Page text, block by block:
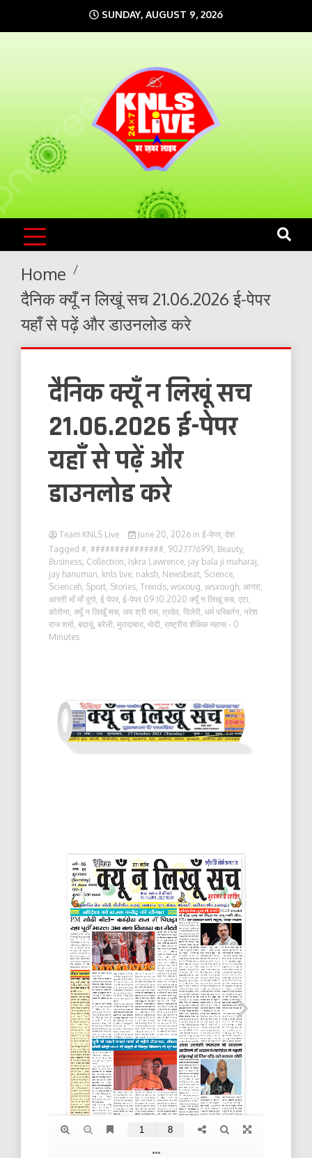
to
SUNDAY, AUGUST 9, 2026
KNLS LIVE
India`s No.1 News Portal
Home
दैनिक क्यूँ न लिखूं सच 21.06.2026 ई-पेपर
यहाँ से पढ़ें और डाउनलोड करे
दैनिक क्यूँ न लिखूं सच
21.06.2026 ई-पेपर
यहाँ से पढ़ें और
डाउनलोड करे
Team KNLS Live June 20, 2026 in ई-पेपर, देश
Tagged #, ###############, 9027776991, Beauty,
Business, Collection, Iskra Lawrence, jay bala ji maharaj,
jay hanuman, knls live, naksh, Newsbeat, Science,
Scienceh, Sport, Stories, Trends, wsxoug, wsxough, आगरा,
आरती माँ माँ दुर्गा, ई पेपर, ई-पेपर 09.10.2020 क्यूँ न लिखूं सच, एटा,
कोरोना, क्यूँ न लिखूँ सच, जय श्री राम, त्रदेव, दिलेरी, धर्म परिबर्तन, नरेश
राज शर्मा, बदायूं, बरेली, मुरादाबाद, मोदी, राष्ट्रीय शैक्षिक महास - 0
Minutes